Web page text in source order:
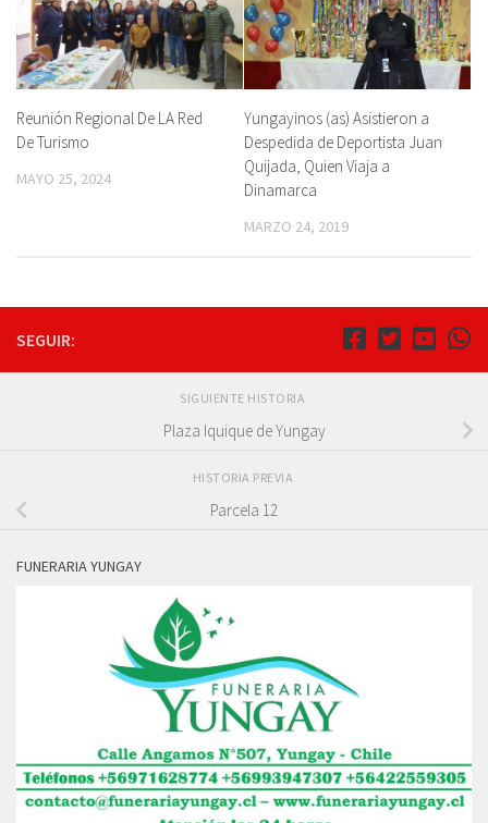
Reunión Regional De LA Red
De Turismo
MAYO 25, 2024
Yungayinos (as) Asistieron a
Despedida de Deportista Juan
Quijada, Quien Viaja a
Dinamarca
MARZO 24, 2019
SEGUIR:
SIGUIENTE HISTORIA
Plaza Iquique de Yungay
HISTORIA PREVIA
Parcela 12
FUNERARIA YUNGAY